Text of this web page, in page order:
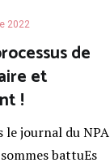
2022
de
et
!
le journal du NPA
battuEs